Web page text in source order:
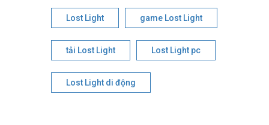
Lost Light game Lost Light
tải Lost Light Lost Light pc
Lost Light di động